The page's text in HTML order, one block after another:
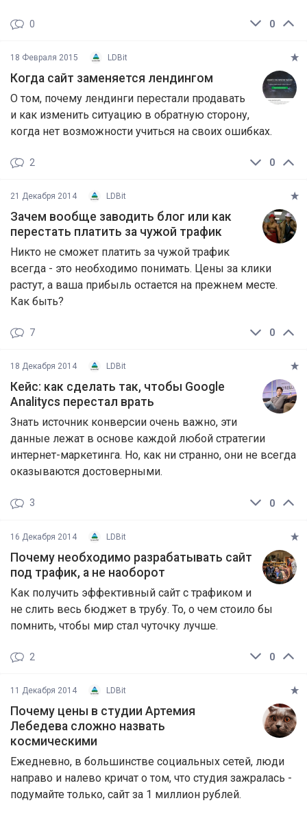
0
0
18 Февраля 2015 LDBit
Когда сайт заменяется лендингом
О том, почему лендинги перестали продавать
и как изменить ситуацию в обратную сторону,
когда нет возможности учиться на своих ошибках.
0
2
21 Декабря 2014 LDBit
Зачем вообще заводить блог или как
перестать платить за чужой трафик
Никто не сможет платить за чужой трафик
всегда - это необходимо понимать. Цены за клики
растут, а ваша прибыль остается на прежнем месте.
Как быть?
0
7
18 Декабря 2014 LDBit
Кейс: как сделать так, чтобы Google
Analitycs перестал врать
Знать источник конверсии очень важно, эти
данные лежат в основе каждой любой стратегии
интернет-маркетинга. Но, как ни странно, они не всегда
оказываются достоверными.
0
3
16 Декабря 2014 LDBit
Почему необходимо разрабатывать сайт
под трафик, а не наоборот
Как получить эффективный сайт с трафиком и
не слить весь бюджет в трубу. То, о чем стоило бы
помнить, чтобы мир стал чуточку лучше.
0
2
11 Декабря 2014 LDBit
Почему цены в студии Артемия
Лебедева сложно назвать
космическими
Ежедневно, в большинстве социальных сетей, люди
направо и налево кричат о том, что студия зажралась -
подумайте только, сайт за 1 миллион рублей.